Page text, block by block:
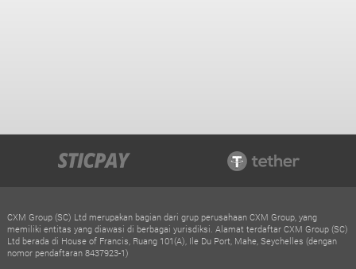
CXM Group (SC) Ltd merupakan bagian dari grup perusahaan CXM Group, yang
memiliki entitas yang diawasi di berbagai yurisdiksi. Alamat terdaftar CXM Group (SC)
Ltd berada di House of Francis, Ruang 101(A), Ile Du Port, Mahe, Seychelles (dengan
nomor pendaftaran 8437923-1)